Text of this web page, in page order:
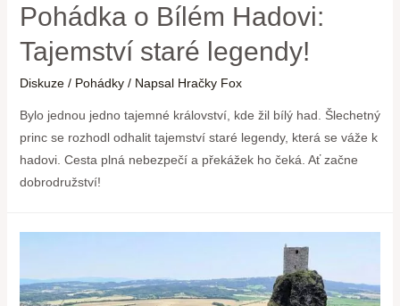
Pohádka o Bílém Hadovi:
Tajemství staré legendy!
Diskuze / Pohádky/ Napsal Hračky Fox
Bylo jednou jedno tajemné království, kde žil bílý had. Šlechetný
princ se rozhodl odhalit tajemství staré legendy, která se váže k
hadovi. Cesta plná nebezpečí a překážek ho čeká. Ať začne
dobrodružství!